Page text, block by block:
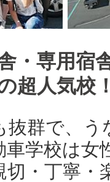
・専用宿
超人気校
抜群で、う
車学校は女
切・丁寧・